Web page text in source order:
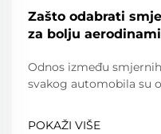
Zašto odabrati
za bolju
Odnos između
svakog automobila su
smjerni kotači; oni
POKAŽI VIŠE